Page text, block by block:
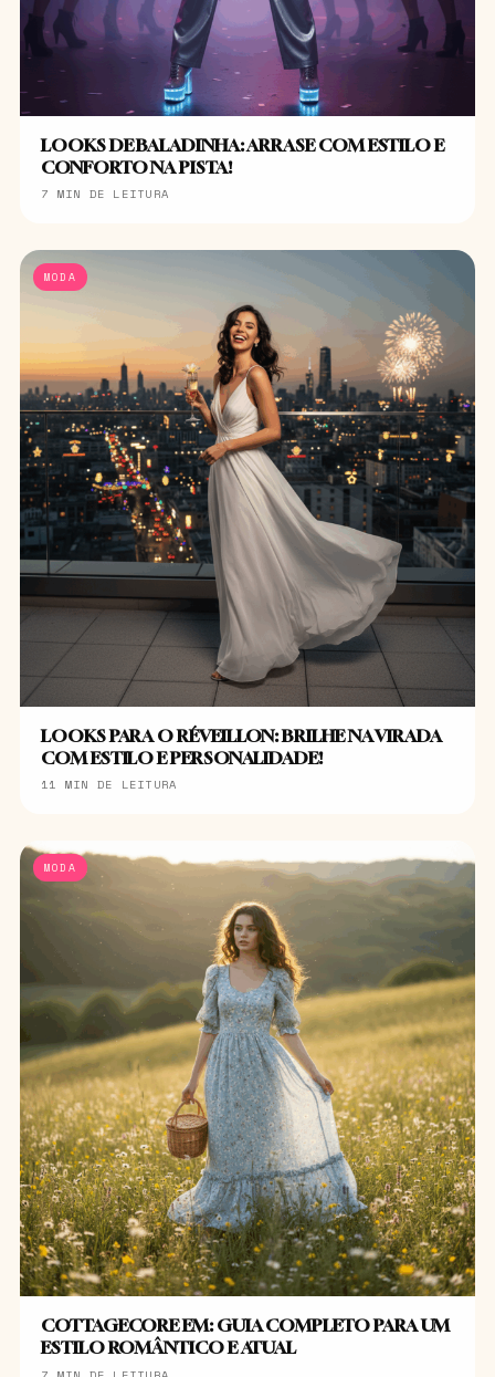
LOOKS DE BALADINHA: ARRASE COM ESTILO E
CONFORTO NA PISTA!
7 MIN DE LEITURA
MODA
LOOKS PARA O RÉVEILLON: BRILHE NA VIRADA
COM ESTILO E PERSONALIDADE!
11 MIN DE LEITURA
MODA
COTTAGECORE EM: GUIA COMPLETO PARA UM
ESTILO ROMÂNTICO E ATUAL